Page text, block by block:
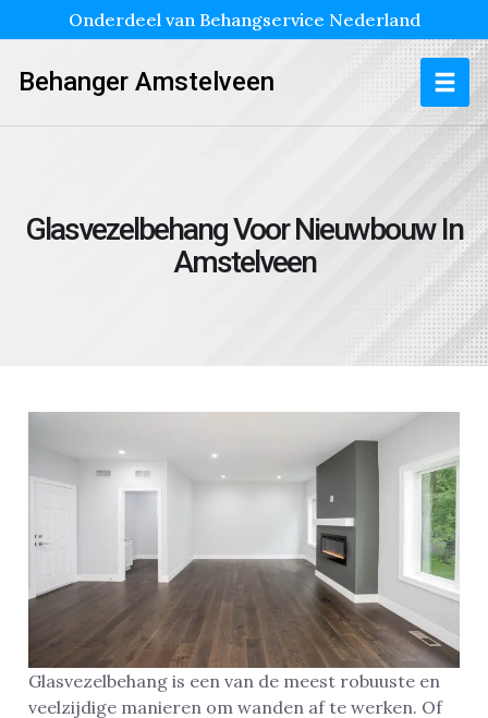
Onderdeel van Behangservice Nederland
Behanger Amstelveen
Glasvezelbehang Voor Nieuwbouw In
Amstelveen
Glasvezelbehang is een van de meest robuuste en
veelzijdige manieren om wanden af te werken. Of